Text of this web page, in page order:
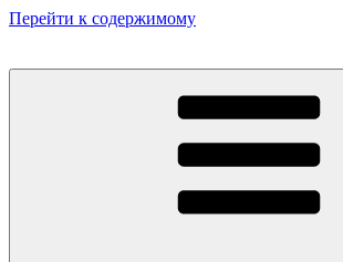
Перейти к содержимому
Некоммерческий фонд культурных и